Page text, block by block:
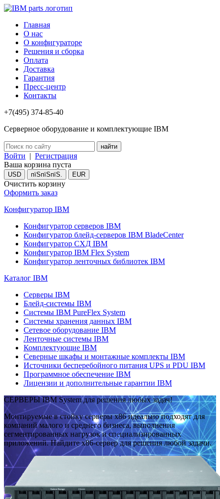
Главная
О нас
О конфигураторе
Решения и сборка
Оплата
Доставка
Гарантия
Пресс-центр
Контакты
+7(495) 374-85-40
Серверное оборудование и комплектующие IBM
Войти | Регистрация
Ваша корзина пуста
USD пїЅпїЅпїЅ. EUR
Очистить корзину
Оформить заказ
Конфигуратор IBM
Конфигуратор серверов IBM
Конфигуратор блейд-серверов IBM BladeCenter
Конфигуратор СХД IBM
Конфигуратор IBM Flex System
Конфигуратор ленточных библиотек IBM
Каталог IBM
Серверы IBM
Блейд-системы IBM
Системы IBM PureFlex System
Системы хранения данных IBM
Сетевое оборудование IBM
Ленточные системы IBM
Комплектующие IBM
Северные шкафы и монтажные комплекты IBM
Источники бесперебойного питания UPS и PDU IBM
Программное обеспечение IBM
Лицензии и дополнительные гарантии IBM
СЕРВЕРЫ IBM System для решения любых задач!
Монтируемые в стойку серверы x86 идеально подходят для
компаний малого и среднего бизнеса, выполнения
сегментированных нагрузок и специализированных
приложений. Найдите x86-сервер для решения любой задачи.